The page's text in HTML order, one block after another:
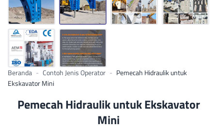
Beranda - Contoh Jenis Operator - Pemecah Hidraulik untuk
Ekskavator Mini
Pemecah Hidraulik untuk Ekskavator
Mini